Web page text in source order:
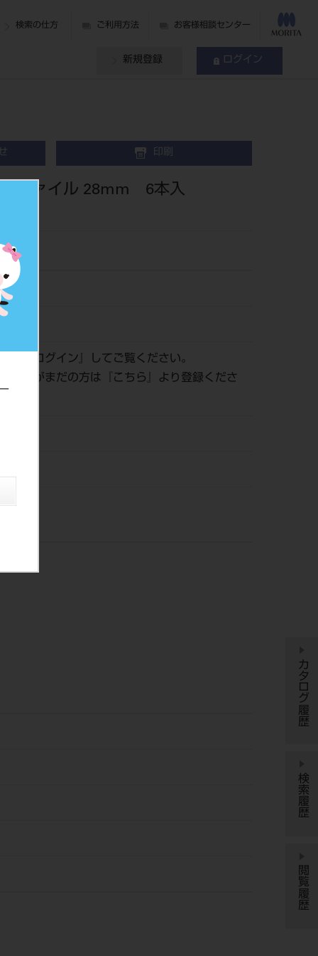
検索の仕方 ご利用方法 お客様相談センター
新規登録 ログイン
印刷
Kファイル 28mm 6本入
ログイン 』してご覧ください。
登録がまだの方は『
こちら 』より登録くださ
カタログ履歴
検索履歴
閲覧履歴